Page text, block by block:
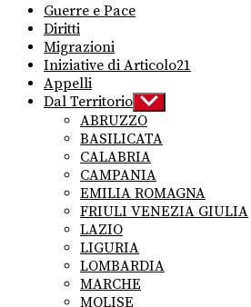
Guerre e Pace
Diritti
Migrazioni
Iniziative di Articolo21
Appelli
Dal Territorio Show
sub
menu
ABRUZZO
BASILICATA
CALABRIA
CAMPANIA
EMILIA ROMAGNA
FRIULI VENEZIA GIULIA
LAZIO
LIGURIA
LOMBARDIA
MARCHE
MOLISE